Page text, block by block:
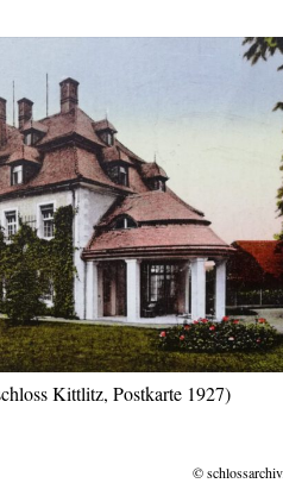
Kittlitz, Postkarte 1927)
©